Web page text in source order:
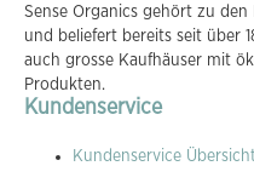
Sense Organics gehört zu
und beliefert bereits seit über
auch grosse Kaufhäuser mit
Produkten.
Kundenservice
Kundenservice